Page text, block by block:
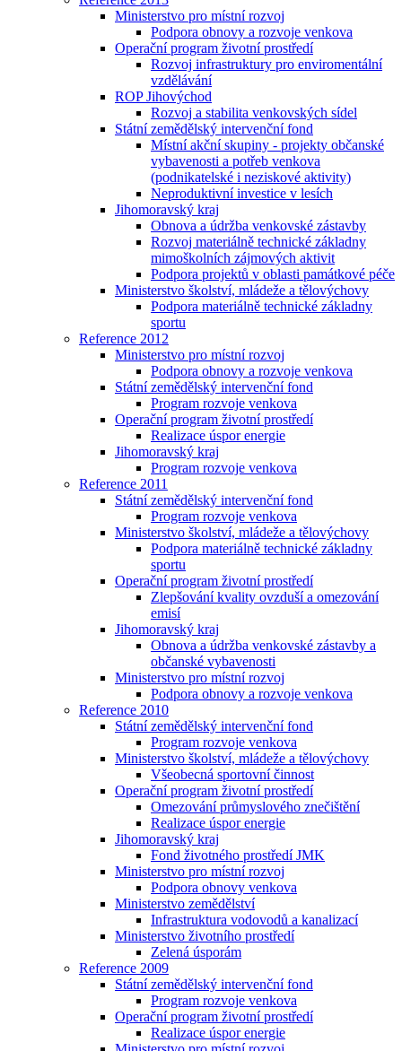
Ministerstvo pro místní rozvoj
Podpora obnovy a rozvoje venkova
Operační program životní prostředí
Rozvoj infrastruktury pro enviromentální
vzdělávání
ROP Jihovýchod
Rozvoj a stabilita venkovských sídel
Státní zemědělský intervenční fond
Místní akční skupiny - projekty občanské
vybavenosti a potřeb venkova
(podnikatelské i neziskové aktivity)
Neproduktivní investice v lesích
Jihomoravský kraj
Obnova a údržba venkovské zástavby
Rozvoj materiálně technické základny
mimoškolních zájmových aktivit
Podpora projektů v oblasti památkové péče
Ministerstvo školství, mládeže a tělovýchovy
Podpora materiálně technické základny
sportu
Reference 2012
Ministerstvo pro místní rozvoj
Podpora obnovy a rozvoje venkova
Státní zemědělský intervenční fond
Program rozvoje venkova
Operační program životní prostředí
Realizace úspor energie
Jihomoravský kraj
Program rozvoje venkova
Reference 2011
Státní zemědělský intervenční fond
Program rozvoje venkova
Ministerstvo školství, mládeže a tělovýchovy
Podpora materiálně technické základny
sportu
Operační program životní prostředí
Zlepšování kvality ovzduší a omezování
emisí
Jihomoravský kraj
Obnova a údržba venkovské zástavby a
občanské vybavenosti
Ministerstvo pro místní rozvoj
Podpora obnovy a rozvoje venkova
Reference 2010
Státní zemědělský intervenční fond
Program rozvoje venkova
Ministerstvo školství, mládeže a tělovýchovy
Všeobecná sportovní činnost
Operační program životní prostředí
Omezování průmyslového znečištění
Realizace úspor energie
Jihomoravský kraj
Fond životného prostředí JMK
Ministerstvo pro místní rozvoj
Podpora obnovy venkova
Ministerstvo zemědělství
Infrastruktura vodovodů a kanalizací
Ministerstvo životního prostředí
Zelená úsporám
Reference 2009
Státní zemědělský intervenční fond
Program rozvoje venkova
Operační program životní prostředí
Realizace úspor energie